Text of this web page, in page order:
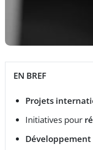
EN BREF
Projets
Initiatives pour